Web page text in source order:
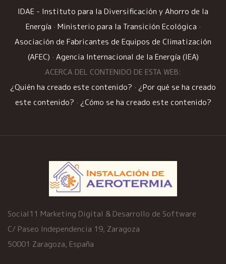
IDAE - Instituto para la Diversificación y Ahorro de la
Energía · Ministerio para la Transición Ecológica ·
Asociación de Fabricantes de Equipos de Climatización
(AFEC) · Agencia Internacional de la Energía (IEA)
ACERCA DEL CONTENIDO DE ESTA WEB:
¿Quién ha creado este contenido? · ¿Por qué se ha creado
este contenido? · ¿Cómo se ha creado este contenido?
Social11 Marketing Digital & Desarrollo de Software
C/ Paseo Independencia 19, Zaragoza
50001 Zaragoza, España